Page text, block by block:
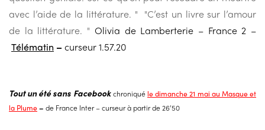
avec l’aide de la littérature. " "C’est un livre sur l’amour
de la littérature. " Olivia de Lamberterie – France 2 –
Télématin – curseur 1.57.20
Tout un été sans Facebook chroniqué le dimanche 21 mai au Masque et
la Plume– de France Inter – curseur à partir de 26’50